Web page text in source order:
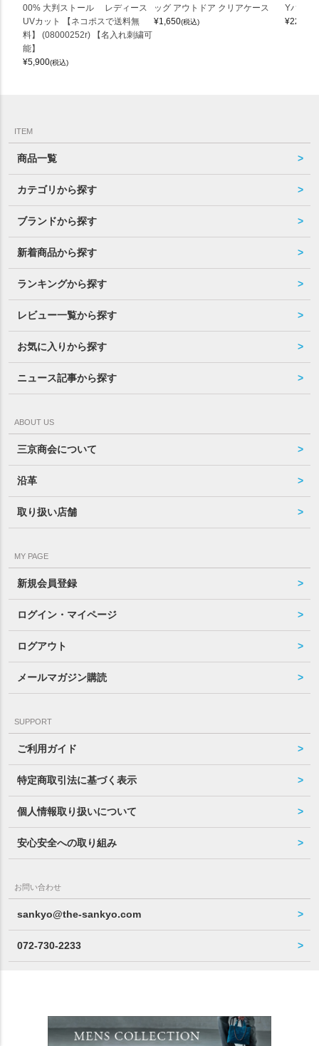
00% 大判ストール レディース
UVカット 【ネコポスで送料無
料】 (08000252r) 【名入れ刺繍可
能】
¥5,900(税込)
ッグ アウトドア クリアケース
¥1,650(税込)
Yバッグ
¥22,000
ITEM
商品一覧
カテゴリから探す
ブランドから探す
新着商品から探す
ランキングから探す
レビュー一覧から探す
お気に入りから探す
ニュース記事から探す
ABOUT US
三京商会について
沿革
取り扱い店舗
MY PAGE
新規会員登録
ログイン・マイページ
ログアウト
メールマガジン購読
SUPPORT
ご利用ガイド
特定商取引法に基づく表示
個人情報取り扱いについて
安心安全への取り組み
お問い合わせ
sankyo@the-sankyo.com
072-730-2233